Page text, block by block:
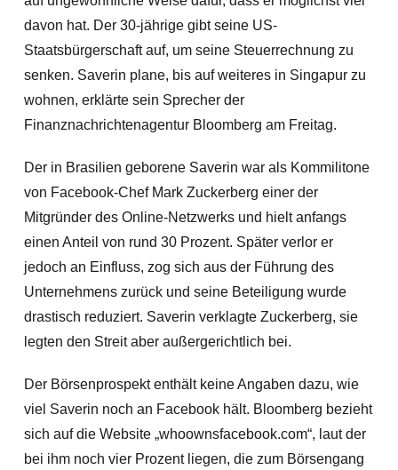
davon hat. Der 30-jährige gibt seine US-
Staatsbürgerschaft auf, um seine Steuerrechnung zu
senken. Saverin plane, bis auf weiteres in Singapur zu
wohnen, erklärte sein Sprecher der
Finanznachrichtenagentur Bloomberg am Freitag.
Der in Brasilien geborene Saverin war als Kommilitone
von Facebook-Chef Mark Zuckerberg einer der
Mitgründer des Online-Netzwerks und hielt anfangs
einen Anteil von rund 30 Prozent. Später verlor er
jedoch an Einfluss, zog sich aus der Führung des
Unternehmens zurück und seine Beteiligung wurde
drastisch reduziert. Saverin verklagte Zuckerberg, sie
legten den Streit aber außergerichtlich bei.
Der Börsenprospekt enthält keine Angaben dazu, wie
viel Saverin noch an Facebook hält. Bloomberg bezieht
sich auf die Website „whoownsfacebook.com“, laut der
bei ihm noch vier Prozent liegen, die zum Börsengang